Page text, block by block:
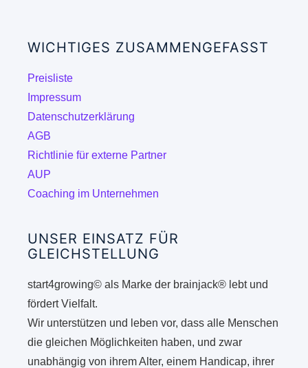
WICHTIGES ZUSAMMENGEFASST
Preisliste
Impressum
Datenschutzerklärung
AGB
Richtlinie für externe Partner
AUP
Coaching im Unternehmen
UNSER EINSATZ FÜR
GLEICHSTELLUNG
start4growing© als Marke der brainjack® lebt und
fördert Vielfalt.
Wir unterstützen und leben vor, dass alle Menschen
die gleichen Möglichkeiten haben, und zwar
unabhängig von ihrem Alter, einem Handicap, ihrer